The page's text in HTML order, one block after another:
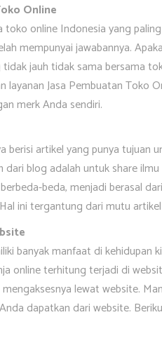
Online
toko online Indonesia yang
mempunyai jawabannya.
jauh tidak sama bersama
layanan Jasa Pembuatan Toko
merk Anda sendiri.
berisi artikel yang punya tujuan
dari blog adalah untuk share
beda, menjadi berasal
ini tergantung dari mutu
banyak manfaat di kehidupan
online terhitung terjadi di
lewat website.
dapatkan dari website.